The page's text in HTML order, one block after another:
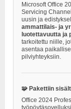
Microsoft Office
Servicing
uusin ja
ammattilais- ja
luotettavuutta ja
tarkoitettu niille,
asentaa
pilviyhteyksiin.
🧩 Pakettiin
Office 2024